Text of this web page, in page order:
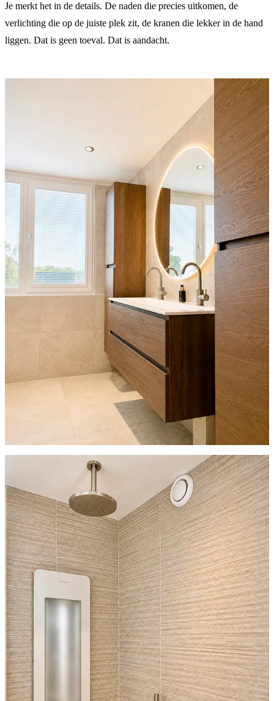
Je merkt het in de details. De naden die precies uitkomen, de
verlichting die op de juiste plek zit, de kranen die lekker in de hand
liggen. Dat is geen toeval. Dat is aandacht.